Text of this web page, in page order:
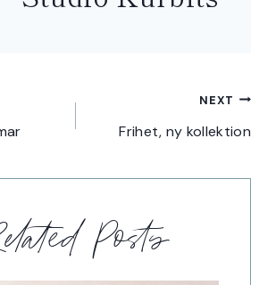
NEXT
Frihet, ny kollektion
Posts